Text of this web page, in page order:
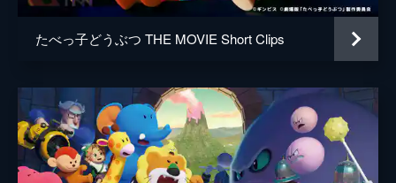
たべっ子どうぶつ THE MOVIE Short Clips